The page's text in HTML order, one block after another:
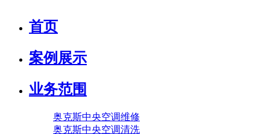
首页
案例展示
业务范围
奥克斯中央空调维修
奥克斯中央空调清洗